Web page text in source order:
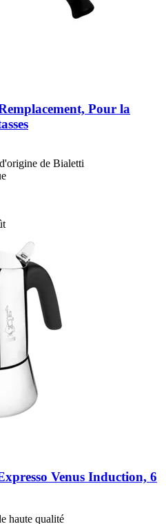
Pour la
de Bialetti
Venus Induction, 6
haute qualité